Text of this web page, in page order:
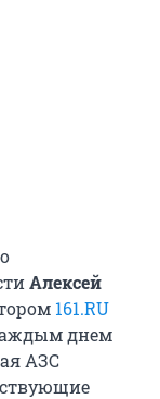
Алексей
161.RU
днем
АЗС